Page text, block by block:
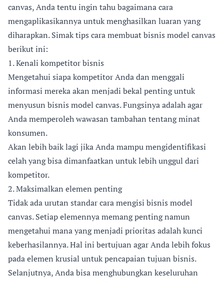
canvas, Anda tentu ingin tahu bagaimana cara
mengaplikasikannya untuk menghasilkan luaran yang
diharapkan. Simak tips cara membuat bisnis model canvas
berikut ini:
1. Kenali kompetitor bisnis
Mengetahui siapa kompetitor Anda dan menggali
informasi mereka akan menjadi bekal penting untuk
menyusun bisnis model canvas. Fungsinya adalah agar
Anda memperoleh wawasan tambahan tentang minat
konsumen.
Akan lebih baik lagi jika Anda mampu mengidentifikasi
celah yang bisa dimanfaatkan untuk lebih unggul dari
kompetitor.
2. Maksimalkan elemen penting
Tidak ada urutan standar cara mengisi bisnis model
canvas. Setiap elemennya memang penting namun
mengetahui mana yang menjadi prioritas adalah kunci
keberhasilannya. Hal ini bertujuan agar Anda lebih fokus
pada elemen krusial untuk pencapaian tujuan bisnis.
Selanjutnya, Anda bisa menghubungkan keseluruhan